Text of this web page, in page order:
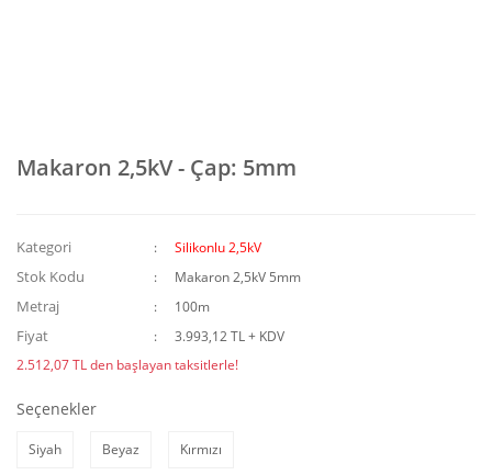
Makaron 2,5kV - Çap: 5mm
Kategori Silikonlu 2,5kV
Stok Kodu Makaron 2,5kV 5mm
Metraj 100m
Fiyat
3.993,12 TL + KDV
2.512,07 TL den başlayan taksitlerle!
Seçenekler
Siyah Beyaz Kırmızı